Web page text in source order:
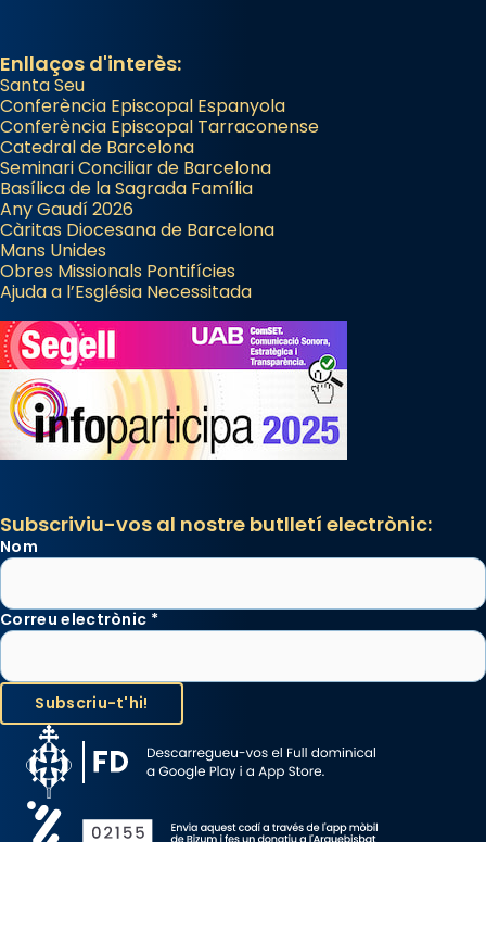
Enllaços d'interès:
Santa Seu
Conferència Episcopal Espanyola
Conferència Episcopal Tarraconense
Catedral de Barcelona
Seminari Conciliar de Barcelona
Basílica de la Sagrada Família
Any Gaudí 2026
Càritas Diocesana de Barcelona
Mans Unides
Obres Missionals Pontifícies
Ajuda a l’Església Necessitada
Subscriviu-vos al nostre butlletí electrònic:
Nom
Correu electrònic *